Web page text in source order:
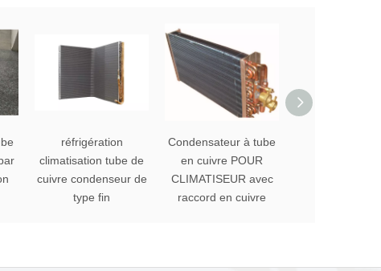
réfrigération
climatisation tube de
cuivre condenseur de
type fin
Condensateur à tube
en cuivre POUR
CLIMATISEUR avec
raccord en cuivre